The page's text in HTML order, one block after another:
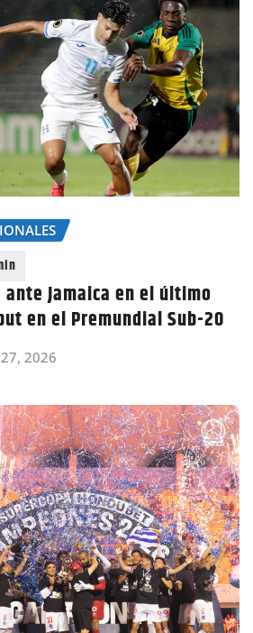
ante Jamaica en el último
en el Premundial Sub-20
27, 2026